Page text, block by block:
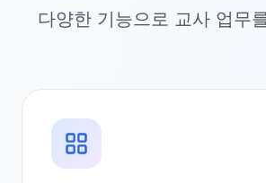
다양한 기능으로 교사 업무